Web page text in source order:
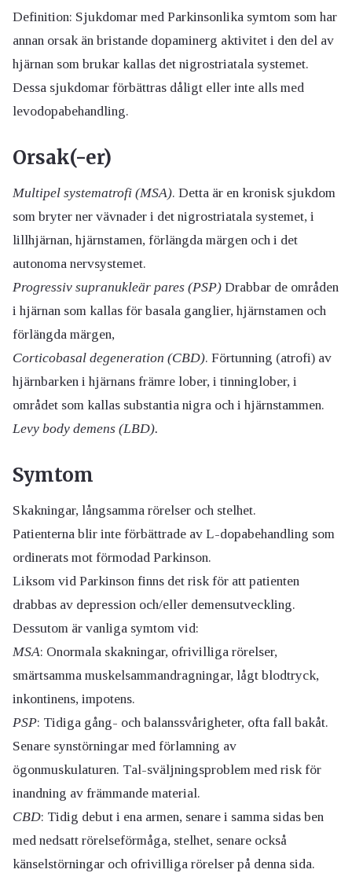
Definition: Sjukdomar med Parkinsonlika symtom som har
annan orsak än bristande dopaminerg aktivitet i den del av
hjärnan som brukar kallas det nigrostriatala systemet.
Dessa sjukdomar förbättras dåligt eller inte alls med
levodopabehandling.
Orsak(-er)
Multipel systematrofi (MSA). Detta är en kronisk sjukdom
som bryter ner vävnader i det nigrostriatala systemet, i
lillhjärnan, hjärnstamen, förlängda märgen och i det
autonoma nervsystemet.
Progressiv supranukleär pares (PSP) Drabbar de områden
i hjärnan som kallas för basala ganglier, hjärnstamen och
förlängda märgen,
Corticobasal degeneration (CBD). Förtunning (atrofi) av
hjärnbarken i hjärnans främre lober, i tinninglober, i
området som kallas substantia nigra och i hjärnstammen.
Levy body demens (LBD).
Symtom
Skakningar, långsamma rörelser och stelhet.
Patienterna blir inte förbättrade av L-dopabehandling som
ordinerats mot förmodad Parkinson.
Liksom vid Parkinson finns det risk för att patienten
drabbas av depression och/eller demensutveckling.
Dessutom är vanliga symtom vid:
MSA: Onormala skakningar, ofrivilliga rörelser,
smärtsamma muskelsammandragningar, lågt blodtryck,
inkontinens, impotens.
PSP: Tidiga gång- och balanssvårigheter, ofta fall bakåt.
Senare synstörningar med förlamning av
ögonmuskulaturen. Tal-sväljningsproblem med risk för
inandning av främmande material.
CBD: Tidig debut i ena armen, senare i samma sidas ben
med nedsatt rörelseförmåga, stelhet, senare också
känselstörningar och ofrivilliga rörelser på denna sida.